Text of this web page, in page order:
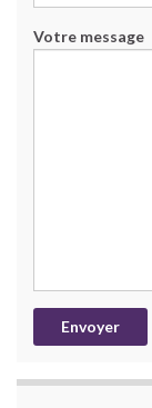
Votre message